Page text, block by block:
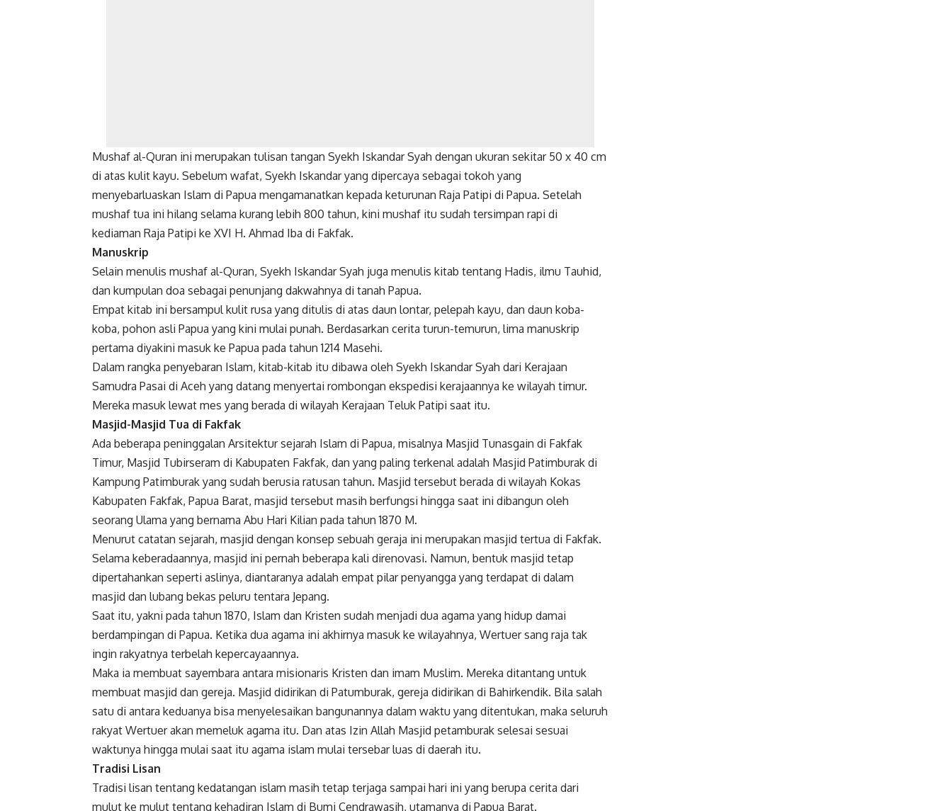
Mushaf al-Quran ini merupakan tulisan tangan Syekh Iskandar Syah dengan ukuran sekitar 50 x 40 cm
di atas kulit kayu. Sebelum wafat, Syekh Iskandar yang dipercaya sebagai tokoh yang
menyebarluaskan Islam di Papua mengamanatkan kepada keturunan Raja Patipi di Papua. Setelah
mushaf tua ini hilang selama kurang lebih 800 tahun, kini mushaf itu sudah tersimpan rapi di
kediaman Raja Patipi ke XVI H. Ahmad Iba di Fakfak.
Manuskrip
Selain menulis mushaf al-Quran, Syekh Iskandar Syah juga menulis kitab tentang Hadis, ilmu Tauhid,
dan kumpulan doa sebagai penunjang dakwahnya di tanah Papua.
Empat kitab ini bersampul kulit rusa yang ditulis di atas daun lontar, pelepah kayu, dan daun koba-
koba, pohon asli Papua yang kini mulai punah. Berdasarkan cerita turun-temurun, lima manuskrip
pertama diyakini masuk ke Papua pada tahun 1214 Masehi.
Dalam rangka penyebaran Islam, kitab-kitab itu dibawa oleh Syekh Iskandar Syah dari Kerajaan
Samudra Pasai di Aceh yang datang menyertai rombongan ekspedisi kerajaannya ke wilayah timur.
Mereka masuk lewat mes yang berada di wilayah Kerajaan Teluk Patipi saat itu.
Masjid-Masjid Tua di Fakfak
Ada beberapa peninggalan Arsitektur sejarah Islam di Papua, misalnya Masjid Tunasgain di Fakfak
Timur, Masjid Tubirseram di Kabupaten Fakfak, dan yang paling terkenal adalah Masjid Patimburak di
Kampung Patimburak yang sudah berusia ratusan tahun. Masjid tersebut berada di wilayah Kokas
Kabupaten Fakfak, Papua Barat, masjid tersebut masih berfungsi hingga saat ini dibangun oleh
seorang Ulama yang bernama Abu Hari Kilian pada tahun 1870 M.
Menurut catatan sejarah, masjid dengan konsep sebuah geraja ini merupakan masjid tertua di Fakfak.
Selama keberadaannya, masjid ini pernah beberapa kali direnovasi. Namun, bentuk masjid tetap
dipertahankan seperti aslinya, diantaranya adalah empat pilar penyangga yang terdapat di dalam
masjid dan lubang bekas peluru tentara Jepang.
Saat itu, yakni pada tahun 1870, Islam dan Kristen sudah menjadi dua agama yang hidup damai
berdampingan di Papua. Ketika dua agama ini akhirnya masuk ke wilayahnya, Wertuer sang raja tak
ingin rakyatnya terbelah kepercayaannya.
Maka ia membuat sayembara antara misionaris Kristen dan imam Muslim. Mereka ditantang untuk
membuat masjid dan gereja. Masjid didirikan di Patumburak, gereja didirikan di Bahirkendik. Bila salah
satu di antara keduanya bisa menyelesaikan bangunannya dalam waktu yang ditentukan, maka seluruh
rakyat Wertuer akan memeluk agama itu. Dan atas Izin Allah Masjid petamburak selesai sesuai
waktunya hingga mulai saat itu agama islam mulai tersebar luas di daerah itu.
Tradisi Lisan
Tradisi lisan tentang kedatangan islam masih tetap terjaga sampai hari ini yang berupa cerita dari
mulut ke mulut tentang kehadiran Islam di Bumi Cendrawasih, utamanya di Papua Barat.